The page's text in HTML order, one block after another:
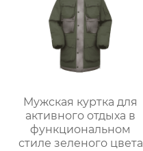
Мужская куртка для
активного отдыха в
функциональном
стиле зеленого цвета